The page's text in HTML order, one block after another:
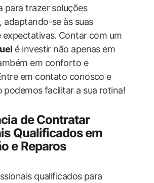
para trazer soluções
adaptando-se às suas⁢
expectativas.⁢ Contar com um
é investir ‌não apenas em
em conforto e
em contato conosco ⁤e
podemos ⁣facilitar​ a sua rotina!
‌de Contratar
Qualificados​ em
​e Reparos
qualificados para